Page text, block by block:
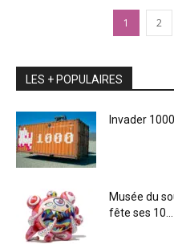
1 2
LES + POPULAIRES
Invader
Musée du
fête ses 10...